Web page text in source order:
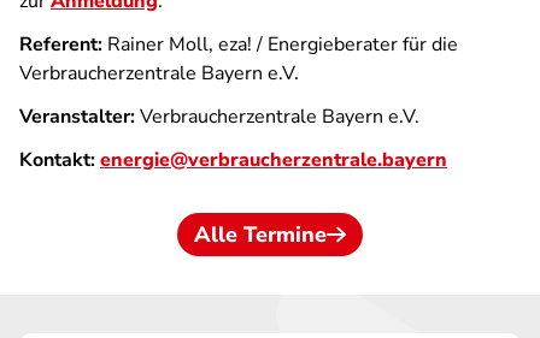
Referent: Rainer Moll, eza! / Energieberater für die
Verbraucherzentrale Bayern e.V.
Veranstalter:Verbraucherzentrale Bayern e.V.
Kontakt:energie@verbraucherzentrale.bayern
Alle Termine